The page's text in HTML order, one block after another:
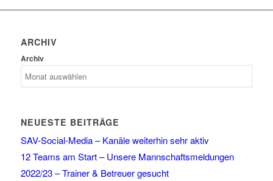
ARCHIV
Archiv
NEUESTE BEITRÄGE
SAV-Social-Media – Kanäle weiterhin sehr aktiv
12 Teams am Start – Unsere Mannschaftsmeldungen
2022/23 – Trainer & Betreuer gesucht